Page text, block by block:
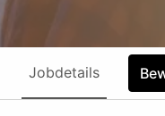
Jobdetails